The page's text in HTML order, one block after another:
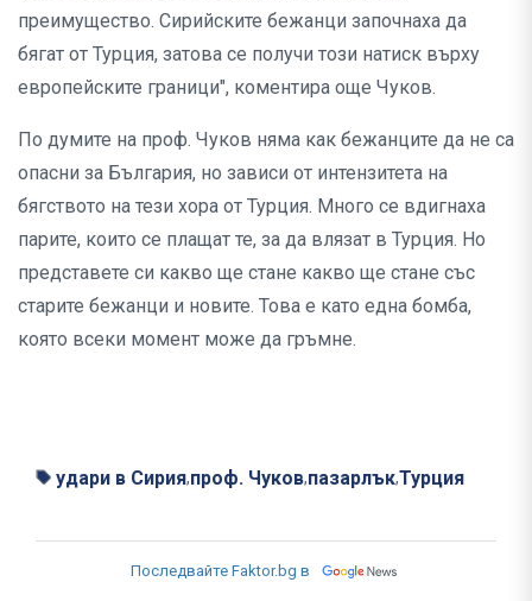
преимущество. Сирийските бежанци започнаха да
бягат от Турция, затова се получи този натиск върху
европейските граници", коментира още Чуков.
По думите на проф. Чуков няма как бежанците да не са
опасни за България, но зависи от интензитета на
бягството на тези хора от Турция. Много се вдигнаха
парите, които се плащат те, за да влязат в Турция. Но
представете си какво ще стане какво ще стане със
старите бежанци и новите. Това е като една бомба,
която всеки момент може да гръмне.
удари в Сирия,проф. Чуков,пазарлък,Турция
Последвайте Faktor.bg в